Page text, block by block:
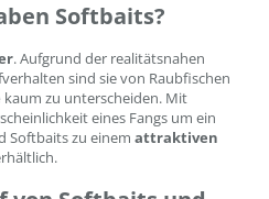
Softbaits?
. Aufgrund der realitätsnahen
sind sie von Raubfischen
kaum zu unterscheiden. Mit
eines Fangs um ein
Softbaits zu einem attraktiven